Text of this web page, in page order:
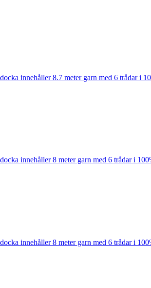
innehåller 8.7 meter garn med 6 trådar i
innehåller 8 meter garn med 6 trådar i
innehåller 8 meter garn med 6 trådar i